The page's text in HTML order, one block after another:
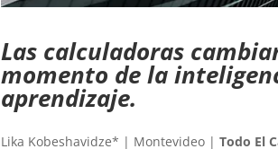
Las calculadoras
momento de la
aprendizaje.
Lika Kobeshavidze* | Montevideo |Todo El